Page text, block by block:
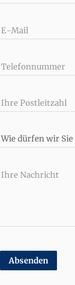
E-Mail
Telefonnummer
Ihre Postleitzahl
Wie dürfen wir
Ihre Nachricht
Absenden